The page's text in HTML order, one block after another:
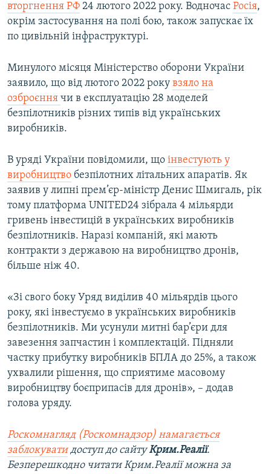
вторгнення РФ 24 лютого 2022 року. Водночас Росія,
окрім застосування на полі бою, також запускає їх
по цивільній інфраструктурі.
Минулого місяця Міністерство оборони України
заявило, що від лютого 2022 року взяло на
озброєння чи в експлуатацію 28 моделей
безпілотників різних типів від українських
виробників.
В уряді України повідомили, що інвестують у
виробництво безпілотних літальних апаратів. Як
заявив у липні прем’єр-міністр Денис Шмигаль, рік
тому платформа UNITED24 зібрала 4 мільярди
гривень інвестицій в українських виробників
безпілотників. Наразі компаній, які мають
контракти з державою на виробництво дронів,
більше ніж 40.
«Зі свого боку Уряд виділив 40 мільярдів цього
року, які інвестуємо в українських виробників
безпілотників. Ми усунули митні бар’єри для
завезення запчастин і комплектацій. Підняли
частку прибутку виробників БПЛА до 25%, а також
ухвалили рішення, що сприятиме масовому
виробництву боєприпасів для дронів», – додав
голова уряду.
Роскомнагляд (Роскомнадзор) намагається
заблокувати доступ до сайту Крим.Реалії.
Безперешкодно читати Крим.Реалії можна за